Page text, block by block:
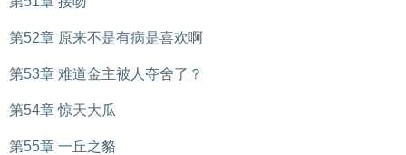
第52章 原来不是有病是喜欢啊
第53章 难道金主被人夺舍了？
第54章 惊天大瓜
第55章 一丘之貉